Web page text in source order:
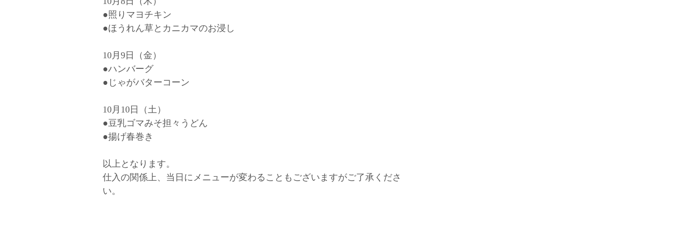
●照りマヨチキン
●ほうれん草とカニカマのお浸し
10月9日（金）
●ハンバーグ
●じゃがバターコーン
10月10日（土）
●豆乳ゴマみそ担々うどん
●揚げ春巻き
以上となります。
仕入の関係上、当日にメニューが変わることもございますがご了承くださ
い。